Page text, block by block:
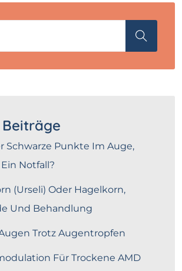
Schwarze Punkte Im Auge,
Notfall?
(Urseli) Oder Hagelkorn,
Und Behandlung
Trotz Augentropfen
Für Trockene AMD